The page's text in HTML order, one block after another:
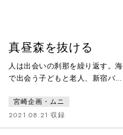
真昼森を抜ける
人は出会いの刹那を繰り返す。海
で出会う子どもと老人、新宿バッ
ち、海に住む夫婦。人々の姿が地
層のように重なり、時にすれ違
う。本作はムニ『カメラ・ラブ
宮崎企画・ムニ
2021.08.21 収録